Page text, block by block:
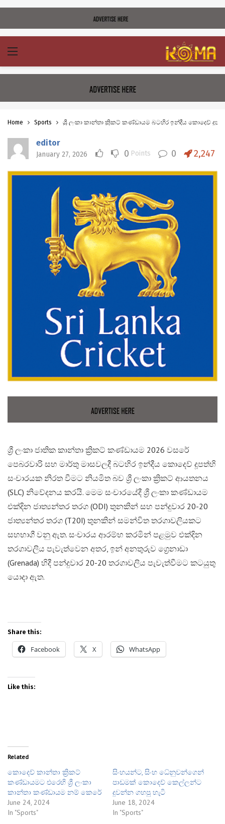
Home Sports ශ්‍රී ලංකා කාන්තා ක්‍රිකට් කණ්ඩායම බටහිර ඉන්දීය කොදෙව් දූපත්
editor
January 27, 2026 0 Points 0 2,247
ශ්‍රී ලංකා ජාතික කාන්තා ක්‍රිකට් කණ්ඩායම 2026 වසරේ
පෙබරවාරි සහ මාර්තු මාසවලදී බටහිර ඉන්දීය කොදෙව් දූපත්හි
සංචාරයක නිරත වීමට නියමිත බව ශ්‍රී ලංකා ක්‍රිකට් ආයතනය
(SLC) නිවේදනය කරයි. මෙම සංචාරයේදී ශ්‍රී ලංකා කණ්ඩායම
එක්දින ජාත්‍යන්තර තරග (ODI) තුනකින් සහ පන්දුවාර 20-20
ජාත්‍යන්තර තරග (T20I) තුනකින් සමන්විත තරගාවලියකට
සහභාගී වනු ඇත. සංචාරය ආරම්භ කරමින් පළමුව එක්දින
තරගාවලිය පැවැත්වෙන අතර, ඉන් අනතුරුව ග්‍රෙනාඩා
(Grenada) හිදී පන්දුවාර 20-20 තරගාවලිය පැවැත්වීමට කටයුතු
යොදා ඇත.
Share this:
Facebook X WhatsApp
Like this:
Related
කොදෙව් කාන්තා ක්‍රිකට්
කණ්ඩායමට එරෙහි ශ්‍රී ලංකා
කාන්තා කණ්ඩායම නම් කෙරේ
June 24, 2024
In "Sports"
සිංහයන්ට, සිංහ ධේනුවන්ගෙන්
පාඩමක් කොදෙව් කෙල්ලන්ට
දුවන්න ගහපු හැටි
June 18, 2024
In "Sports"